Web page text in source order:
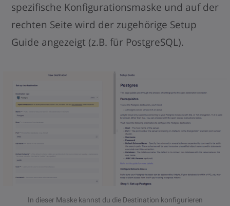
spezifische Konfigurationsmaske und auf der
rechten Seite wird der zugehörige Setup
Guide angezeigt (z.B. für PostgreSQL).
In dieser Maske kannst du die Destination konfigurieren